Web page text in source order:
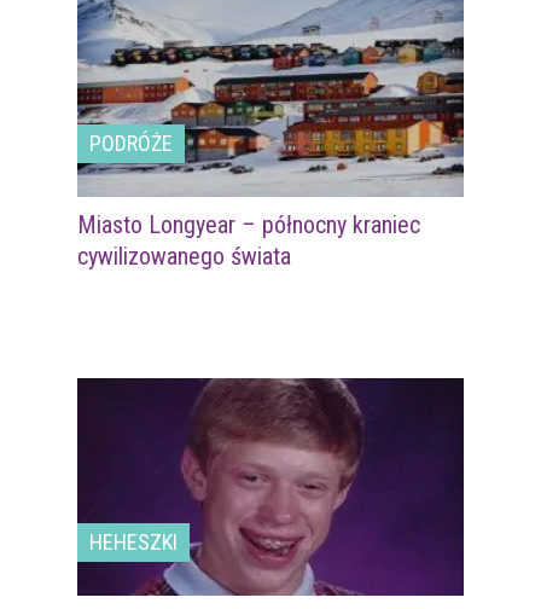
PODRÓŻE
Miasto Longyear – północny kraniec
cywilizowanego świata
HEHESZKI